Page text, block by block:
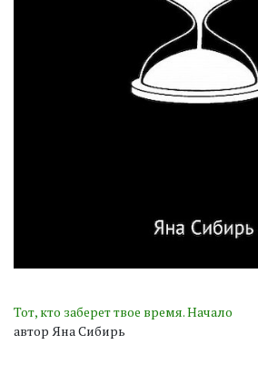
Тот, кто заберет твое время. Начало
автор Яна Сибирь